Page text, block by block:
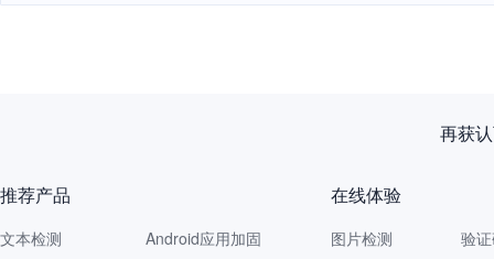
再获
推荐产品
文本检测
Android应用加固
在线体验
图片检测
验